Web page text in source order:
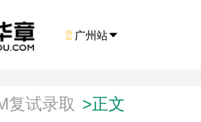
 广州站
复试录取 >正文